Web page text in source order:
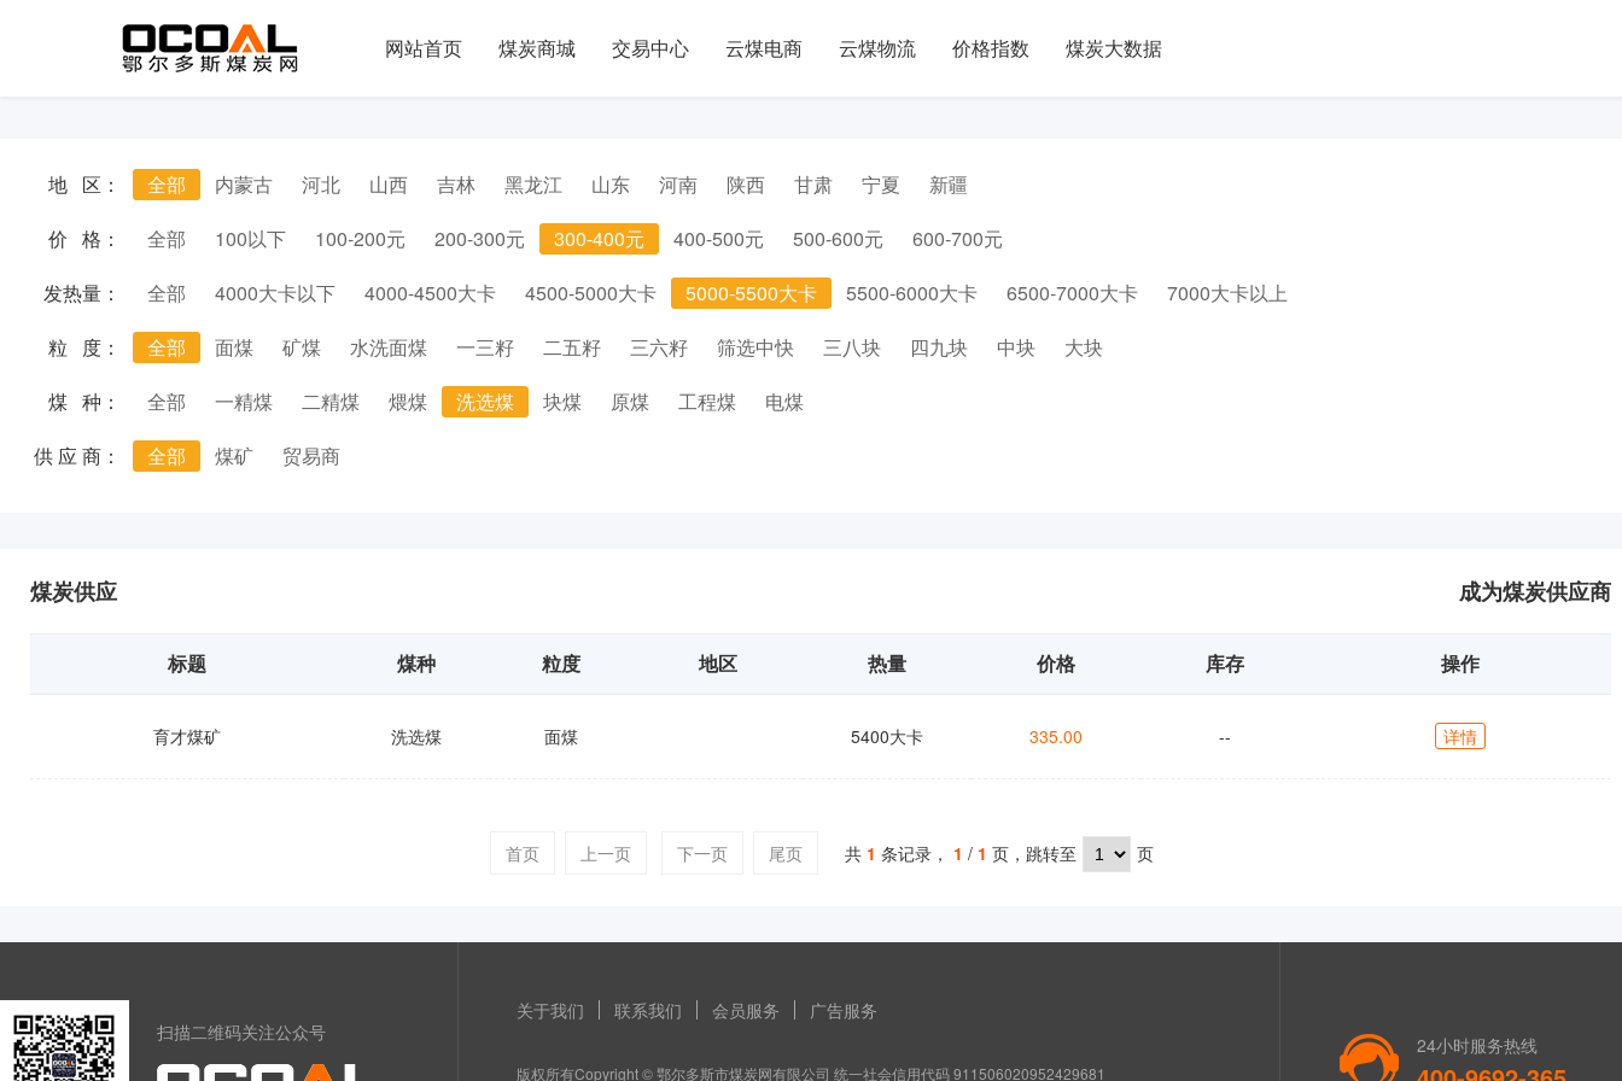
网站首页 煤炭商城 交易中心 云煤电商 云煤物流 价格指数 煤炭大数据
地 区： 全部 内蒙古 河北 山西 吉林 黑龙江 山东 河南 陕西 甘肃 宁夏
新疆
价 格：
全部 100以下 100-200元 200-300元 300-400元 400-500元 500-600元
600-700元
发热量：
全部 4000大卡以下 4000-4500大卡 4500-5000大卡 5000-5500大卡 5500-6000大卡 6500-7000大卡
7000大卡以上
粒 度：
全部 面煤 矿煤 水洗面煤 一三籽 二五籽 三六籽 筛选中快 三八块 四九块 中块
大块
煤 种：
全部 一精煤 二精煤 煨煤 洗选煤 块煤 原煤 工程煤
电煤
供 应 商：
全部 煤矿 贸易商
成为煤炭供应商
煤炭供应
标题 煤种 粒度 地区 热量 价格 库存 操作
育才煤矿 洗选煤 面煤 5400大卡 335.00 -- 详情
首页 上一页 下一页 尾页 共 1 条记录， 1 / 1 页，跳转至 页
扫描二维码关注公众号
关于我们 联系我们 会员服务 广告服务
版权所有Copyright © 鄂尔多斯市煤炭网有限公司 统一社会信用代码 911506020952429681
24小时服务热线